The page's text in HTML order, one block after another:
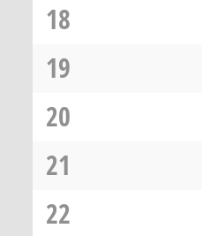
18
19
20
21
22